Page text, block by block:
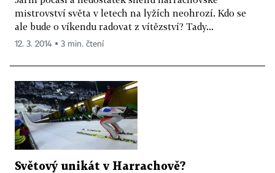
mistrovství světa v letech na lyžích neohrozí. Kdo se
ale bude o víkendu radovat z vítězství? Tady...
12. 3. 2014 ▪ 3 min. čtení
Světový unikát v Harrachově?